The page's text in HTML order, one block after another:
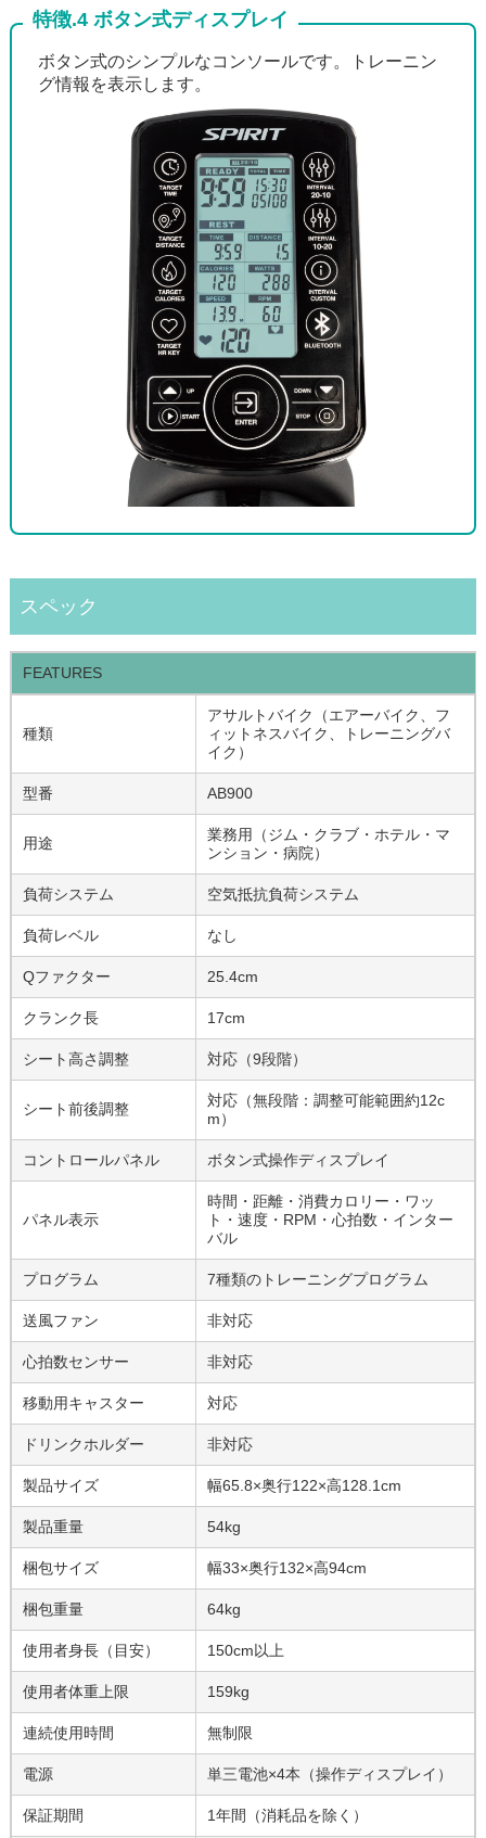
特徴.4 ボタン式ディスプレイ
ボタン式のシンプルなコンソールです。トレーニン
グ情報を表示します。
スペック
FEATURES
種類
アサルトバイク（エアーバイク、フ
ィットネスバイク、トレーニングバ
イク）
型番 AB900
用途
業務用（ジム・クラブ・ホテル・マ
ンション・病院）
負荷システム 空気抵抗負荷システム
負荷レベル なし
Qファクター 25.4cm
クランク長 17cm
シート高さ調整 対応（9段階）
シート前後調整
対応（無段階：調整可能範囲約12c
m）
コントロールパネル ボタン式操作ディスプレイ
パネル表示
時間・距離・消費カロリー・ワッ
ト・速度・RPM・心拍数・インター
バル
プログラム 7種類のトレーニングプログラム
送風ファン 非対応
心拍数センサー 非対応
移動用キャスター 対応
ドリンクホルダー 非対応
製品サイズ 幅65.8×奥行122×高128.1cm
製品重量 54kg
梱包サイズ 幅33×奥行132×高94cm
梱包重量 64kg
使用者身長（目安） 150cm以上
使用者体重上限 159kg
連続使用時間 無制限
電源 単三電池×4本（操作ディスプレイ）
保証期間 1年間（消耗品を除く）